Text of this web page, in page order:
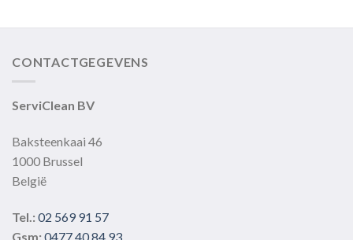
CONTACTGEGEVENS
ServiClean BV
Baksteenkaai 46
1000 Brussel
België
Tel.: 02 569 91 57
Gsm: 0477 40 84 93